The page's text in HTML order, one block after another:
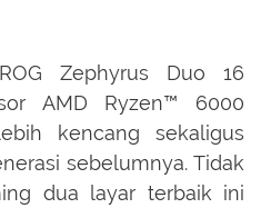
Zephyrus Duo 16
AMD Ryzen™ 6000
kencang sekaligus
sebelumnya. Tidak
dua layar terbaik ini